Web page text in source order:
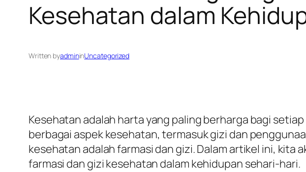
Kesehatan dalam
Written byadmininUncategorized
Kesehatan adalah harta yang paling berharga bagi
berbagai aspek kesehatan, termasuk gizi dan
kesehatan adalah farmasi dan gizi. Dalam artikel ini,
farmasi dan gizi kesehatan dalam kehidupan sehari-hari.